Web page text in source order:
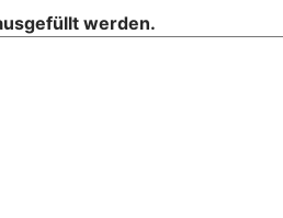
werden.